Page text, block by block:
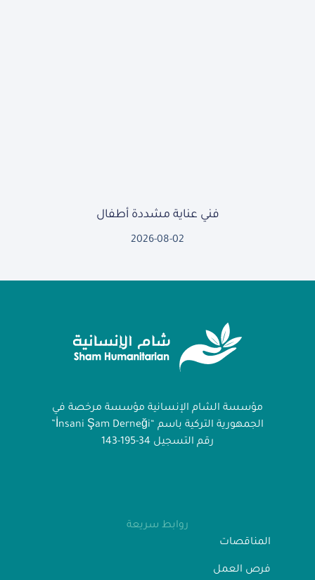
فني عناية مشددة أطفال
2026-08-02
مؤسسة الشام الإنسانية مؤسسة مرخصة في
الجمهورية التركية باسم “İnsani Şam Derneği”
رقم التسجيل 34-195-143
روابط سريعة
المناقصات
فرص العمل